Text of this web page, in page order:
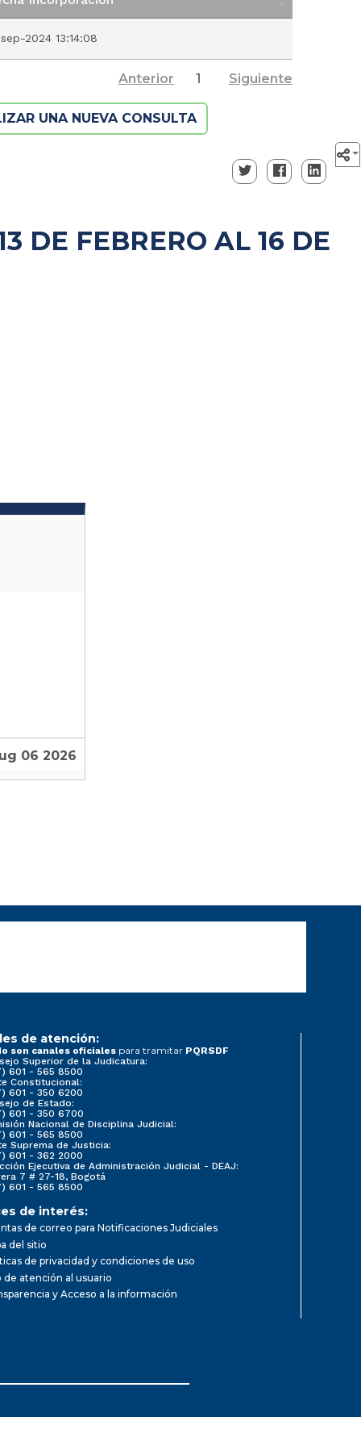
sep-2024 13:14:08
Anterior 1 Siguiente
UNA NUEVA CONSULTA
DE FEBRERO AL 16 DE
06 2026
de atención:
son canales oficiales para tramitar PQRSDF
Superior de la Judicatura:
601 - 565 8500
Constitucional:
601 - 350 6200
de Estado:
601 - 350 6700
Nacional de Disciplina Judicial:
601 - 565 8500
Suprema de Justicia:
601 - 362 2000
Ejecutiva de Administración Judicial - DEAJ:
7 # 27-18, Bogotá
601 - 565 8500
de interés:
de correo para Notificaciones Judiciales
del sitio
de privacidad y condiciones de uso
de atención al usuario
y Acceso a la información